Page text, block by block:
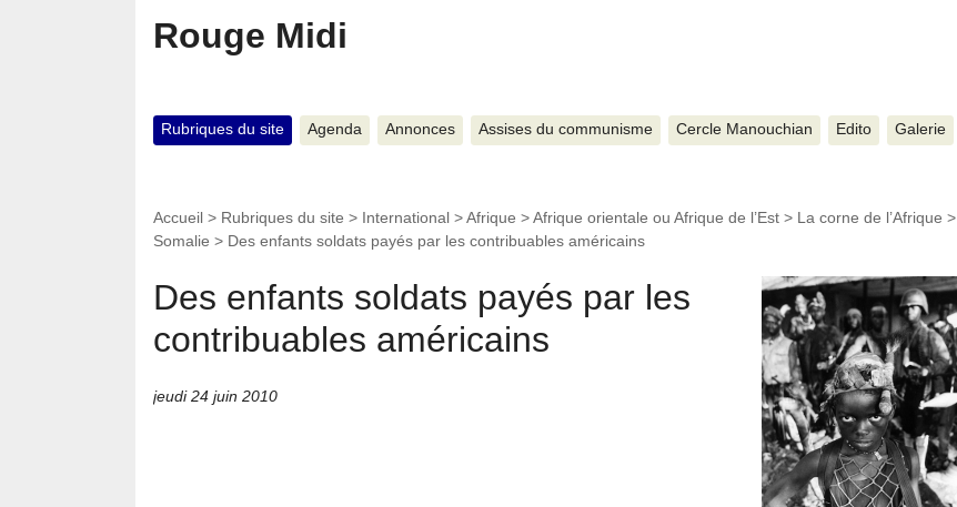
Rouge Midi
Rubriques du site Agenda Annonces Assises du communisme Cercle Manouchian Edito Galerie
Accueil > Rubriques du site > International >Afrique >Afrique orientale ou Afrique de l’Est > La corne de l’Afrique >
Somalie > Des enfants soldats payés par les contribuables américains
Des enfants soldats payés par les
contribuables américains
jeudi 24 juin 2010